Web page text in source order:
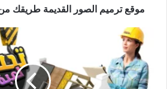
موقع ترميم الصور القديمة طريقك
المهندس
الصغير
تجمع
بين